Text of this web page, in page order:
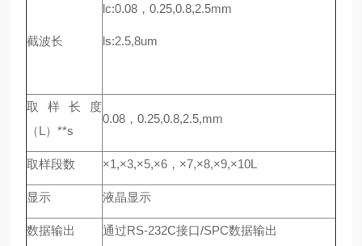
截波长
lc:0.08，0.25,0.8,2.5mm
ls:2.5,8um
取样长度
（L）**s
0.08，0.25,0.8,2.5,mm
取样段数 ×1,×3,×5,×6，×7,×8,×9,×10L
显示 液晶显示
数据输出 通过RS-232C接口/SPC数据输出